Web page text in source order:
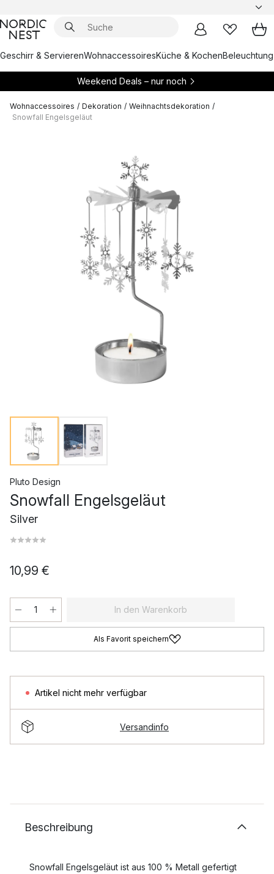
Geschirr & ServierenWohnaccessoiresKüche & KochenBeleuchtung
Weekend Deals – nur noch
Wohnaccessoires / Dekoration / Weihnachtsdekoration /
Snowfall Engelsgeläut
Pluto Design
Snowfall Engelsgeläut
Silver
10,99 €
In den Warenkorb
Als Favorit speichern
Artikel nicht mehr verfügbar
Versandinfo
Beschreibung
Snowfall Engelsgeläut ist aus 100 % Metall gefertigt